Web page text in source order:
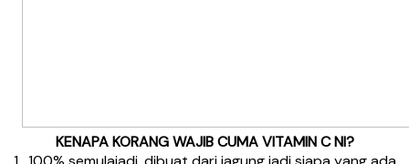
KENAPA KORANG WAJIB CUMA VITAMIN C NI?